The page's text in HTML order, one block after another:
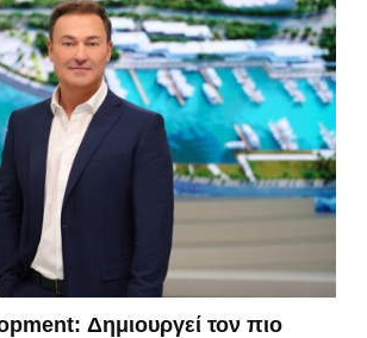
Δημιουργεί τον πιο